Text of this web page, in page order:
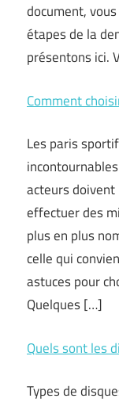
document,
étapes de la
présentons ici.
Comment
Les paris
acteurs
effectuer des
plus en plus
celle qui
astuces pour
Quelques […]
Quels sont les
Types de